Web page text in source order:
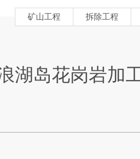
矿山工程 拆除工程
湖岛花岗岩加